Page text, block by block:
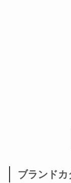
ブランドカ